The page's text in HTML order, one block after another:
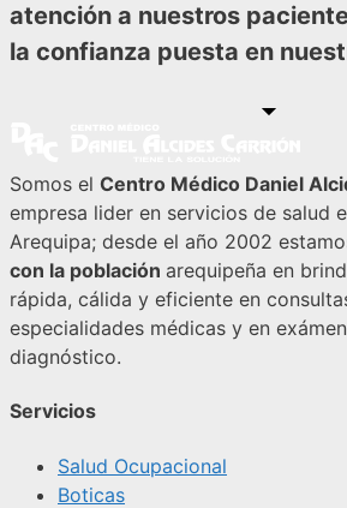
atención a nuestros
la confianza puesta en
Somos el Centro Médico Daniel
empresa lider en servicios de salud
Arequipa; desde el año 2002
con la población arequipeña en
rápida, cálida y eficiente en
especialidades médicas y en
diagnóstico.
Servicios
Salud Ocupacional
Boticas